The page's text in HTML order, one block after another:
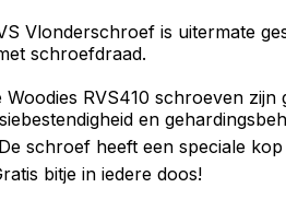
Vlonderschroef is uitermate
schroefdraad.
Woodies RVS410 schroeven
en
De schroef heeft een speciale
bitje in iedere doos!